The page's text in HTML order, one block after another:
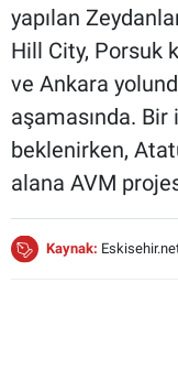
yapılan
Hill City, Porsuk
ve Ankara
aşamasında.
beklenirken,
alana AVM
Kaynak: